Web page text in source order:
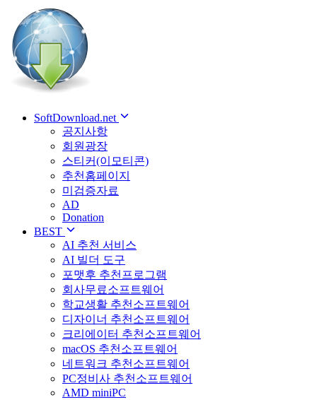
SoftDownload.net
공지사항
회원광장
스티커(이모티콘)
추천홈페이지
미검증자료
AD
Donation
BEST
AI 추천 서비스
AI 빌더 도구
포맷후 추천프로그램
회사무료소프트웨어
학교생활 추천소프트웨어
디자이너 추천소프트웨어
크리에이터 추천소프트웨어
macOS 추천소프트웨어
네트워크 추천소프트웨어
PC정비사 추천소프트웨어
AMD miniPC